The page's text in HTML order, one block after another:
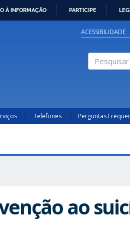
À INFORMAÇÃO PARTICIPE
ACESSIBILIDADE
Telefones Perguntas
ao